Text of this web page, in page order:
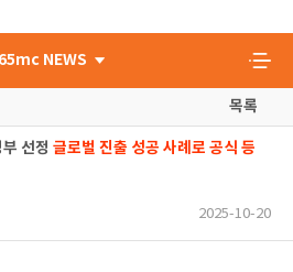
NEWS
목록
선정 글로벌 진출 성공 사례로 공식 등
2025-10-20